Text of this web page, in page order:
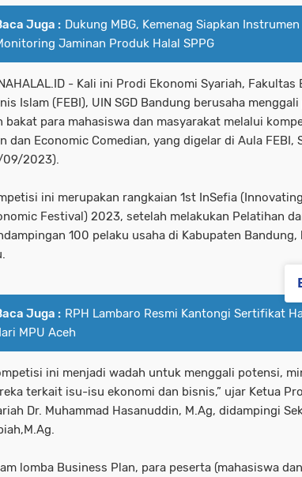
Juga : Dukung MBG, Kemenag Siapkan Instrumen
Jaminan Produk Halal SPPG
- Kali ini Prodi Ekonomi Syariah, Fakultas
Islam (FEBI), UIN SGD Bandung berusaha
bakat para mahasiswa dan masyarakat melalui
dan Economic Comedian, yang digelar di Aula FEBI,
09/2023).
ini merupakan rangkaian 1st InSefia
Festival) 2023, setelah melakukan Pelatihan
100 pelaku usaha di Kabupaten Bandung,
Juga : RPH Lambaro Resmi Kantongi Sertifikat
MPU Aceh
ini menjadi wadah untuk menggali potensi,
terkait isu-isu ekonomi dan bisnis,” ujar Ketua
Dr. Muhammad Hasanuddin, M.Ag, didampingi
lomba Business Plan, para peserta (mahasiswa